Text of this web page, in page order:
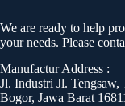
We are ready to help
your needs. Please
Manufactur Address :
Jl. Industri Jl.
Bogor, Jawa Barat